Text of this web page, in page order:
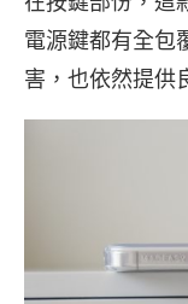
電源鍵都有全包
害，也依然提供